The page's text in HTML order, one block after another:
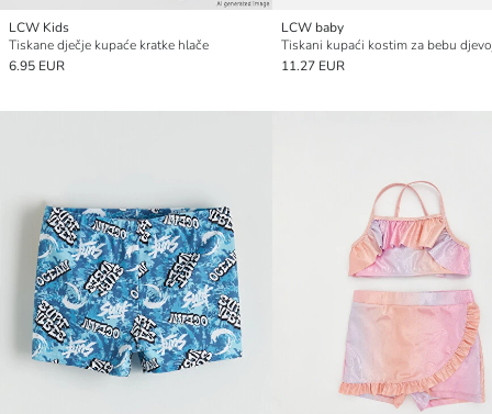
LCW Kids
Tiskane dječje kupaće kratke hlače
6.95 EUR
LCW baby
11.27 EUR